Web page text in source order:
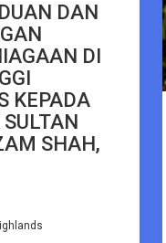
DAN
DI
KEPADA
SHAH,